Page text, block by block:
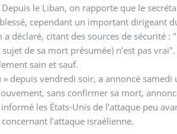
le Liban, on rapporte que le
cependant un important dirigeant
a déclaré, citant des sources de sécurité
de sa mort présumée) n’est pas
sain et sauf.
» depuis vendredi soir, a annoncé
sans confirmer sa mort,
les États-Unis de l’attaque peu
l’attaque israélienne.